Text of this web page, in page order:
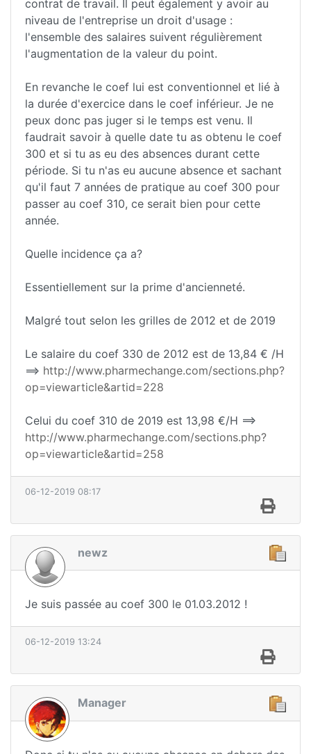
contrat de travail. Il peut également y avoir au
niveau de l'entreprise un droit d'usage :
l'ensemble des salaires suivent régulièrement
l'augmentation de la valeur du point.
En revanche le coef lui est conventionnel et lié à
la durée d'exercice dans le coef inférieur. Je ne
peux donc pas juger si le temps est venu. Il
faudrait savoir à quelle date tu as obtenu le coef
300 et si tu as eu des absences durant cette
période. Si tu n'as eu aucune absence et sachant
qu'il faut 7 années de pratique au coef 300 pour
passer au coef 310, ce serait bien pour cette
année.
Quelle incidence ça a?
Essentiellement sur la prime d'ancienneté.
Malgré tout selon les grilles de 2012 et de 2019
Le salaire du coef 330 de 2012 est de 13,84 € /H
==> http://www.pharmechange.com/sections.php?
op=viewarticle&artid=228
Celui du coef 310 de 2019 est 13,98 €/H ==>
http://www.pharmechange.com/sections.php?
op=viewarticle&artid=258
06-12-2019 08:17
newz
Je suis passée au coef 300 le 01.03.2012 !
06-12-2019 13:24
Manager